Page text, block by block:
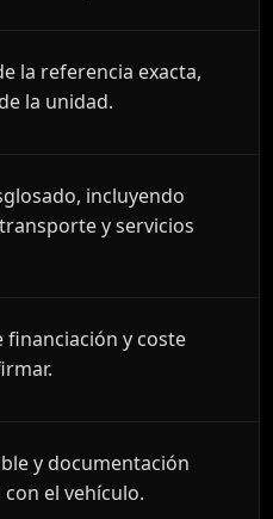
la referencia exacta,
la unidad.
incluyendo
y servicios
financiación y coste
y documentación
el vehículo.